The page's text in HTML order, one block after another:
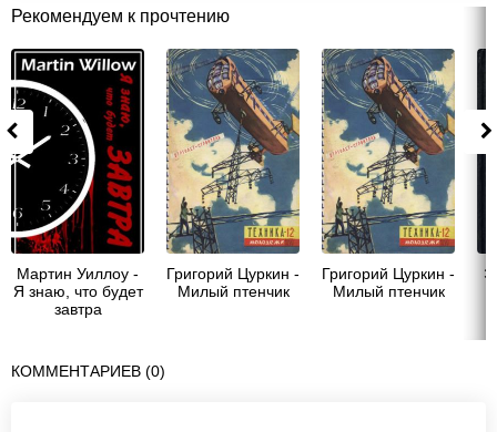
Рекомендуем к прочтению
Мартин Уиллоу -
Я знаю, что будет
завтра
Григорий Цуркин -
Милый птенчик
Григорий Цуркин -
Милый птенчик
КОММЕНТАРИЕВ (0)